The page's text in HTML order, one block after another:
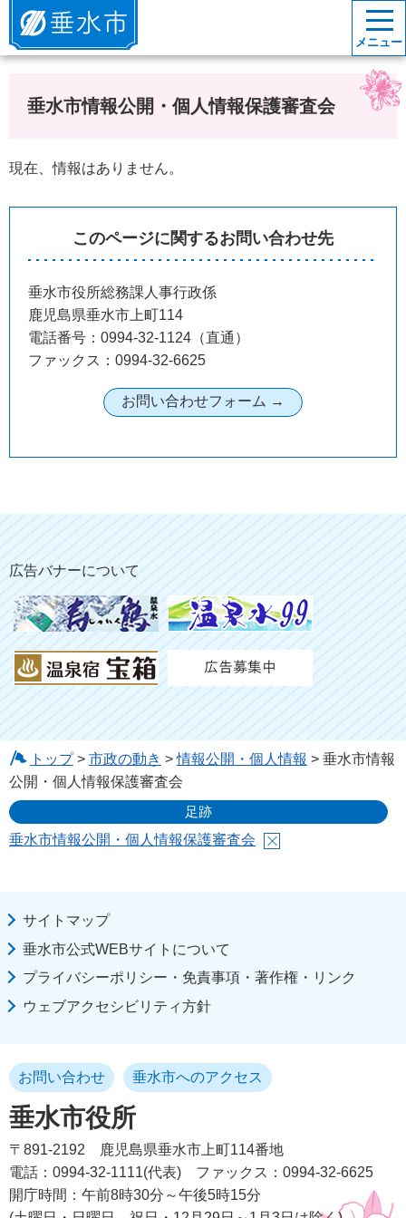
垂水市
メニュー
垂水市情報公開・個人情報保護審査会
現在、情報はありません。
このページに関するお問い合わせ先
垂水市役所総務課人事行政係
鹿児島県垂水市上町114
電話番号：0994-32-1124（直通）
ファックス：0994-32-6625
広告バナーについて
トップ> 市政の動き >情報公開・個人情報 > 垂水市情報
公開・個人情報保護審査会
足跡
垂水市情報公開・個人情報保護審査会
サイトマップ
垂水市公式WEBサイトについて
プライバシーポリシー・免責事項・著作権・リンク
ウェブアクセシビリティ方針
垂水市役所
お問い合わせ 垂水市へのアクセス
〒891-2192
鹿児島県垂水市上町114番地
電話：0994-32-1111(代表)
ファックス：0994-32-6625
開庁時間：午前8時30分～午後5時15分